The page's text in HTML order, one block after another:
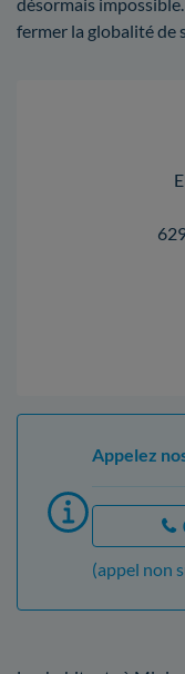
désormais
fermer la globalité de
Appelez
(appel non